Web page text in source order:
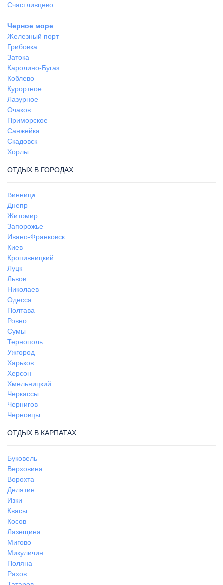
Счастливцево
Черное море
Железный порт
Грибовка
Затока
Каролино-Бугаз
Коблево
Курортное
Лазурное
Очаков
Приморское
Санжейка
Скадовск
Хорлы
ОТДЫХ В ГОРОДАХ
Винница
Днепр
Житомир
Запорожье
Ивано-Франковск
Киев
Кропивницкий
Луцк
Львов
Николаев
Одесса
Полтава
Ровно
Сумы
Тернополь
Ужгород
Харьков
Херсон
Хмельницкий
Черкассы
Чернигов
Черновцы
ОТДЫХ В КАРПАТАХ
Буковель
Верховина
Ворохта
Делятин
Изки
Квасы
Косов
Лазещина
Мигово
Микуличин
Поляна
Рахов